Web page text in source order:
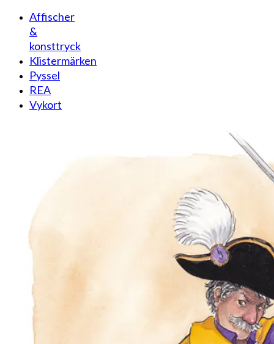
Affischer
&
konsttryck
Klistermärken
Pyssel
REA
Vykort